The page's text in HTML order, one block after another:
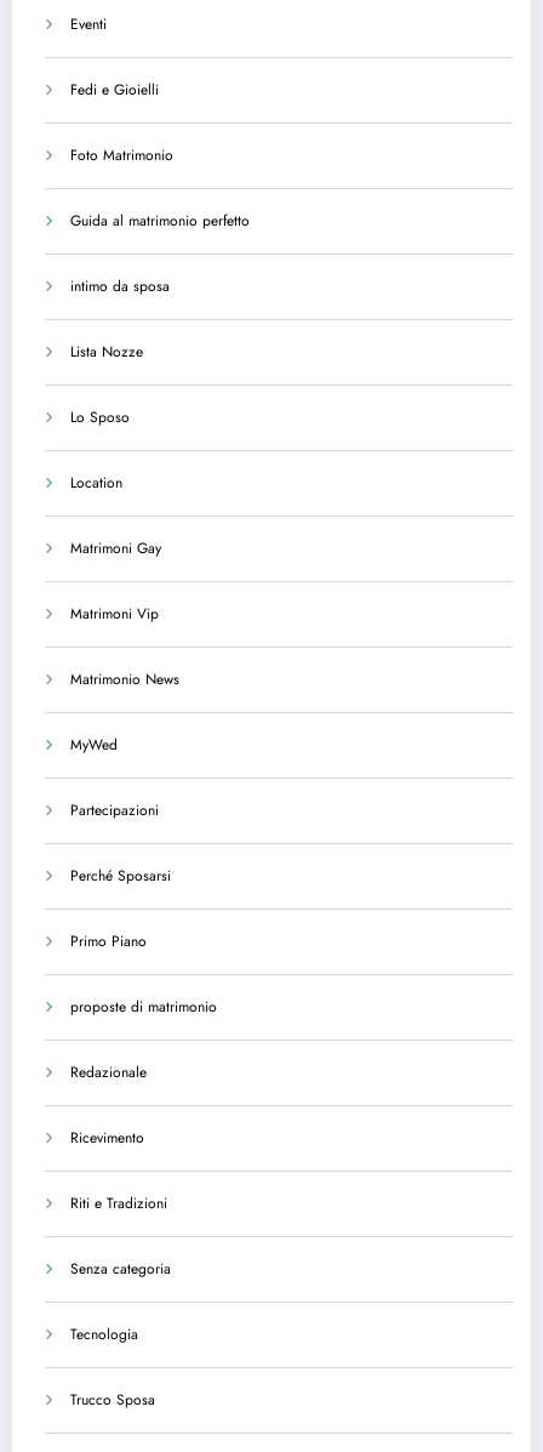
Eventi
Fedi e Gioielli
Foto Matrimonio
Guida al matrimonio perfetto
intimo da sposa
Lista Nozze
Lo Sposo
Location
Matrimoni Gay
Matrimoni Vip
Matrimonio News
MyWed
Partecipazioni
Perché Sposarsi
Primo Piano
proposte di matrimonio
Redazionale
Ricevimento
Riti e Tradizioni
Senza categoria
Tecnologia
Trucco Sposa